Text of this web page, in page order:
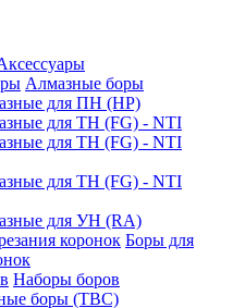
Алмазные боры
для ПН (HP)
для ТН (FG) - NTI
для ТН (FG) - NTI
для ТН (FG) - NTI
для УН (RA)
Боры для
Наборы боров